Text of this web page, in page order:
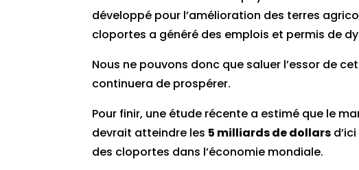
développé pour l’amélioration des terres
cloportes a généré des emplois et permis de
Nous ne pouvons donc que saluer l’essor de
continuera de prospérer.
Pour finir, une étude récente a estimé que le
devrait atteindre les 5 milliards de dollars
des cloportes dans l’économie mondiale.